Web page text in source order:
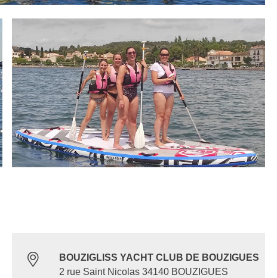
BOUZIGLISS YACHT CLUB DE BOUZIGUES
2 rue Saint Nicolas 34140 BOUZIGUES